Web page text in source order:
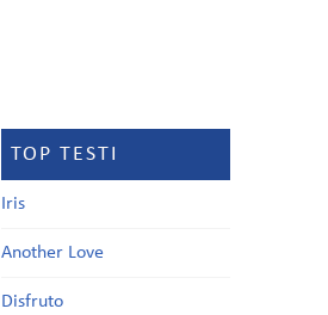
TOP TESTI
Iris
Another Love
Disfruto